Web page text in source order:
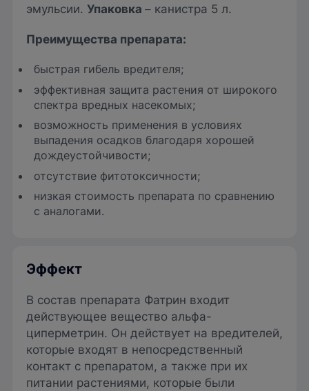
эмульсии. Упаковка – канистра 5 л.
Преимущества препарата:
быстрая гибель вредителя;
эффективная защита растения от широкого
спектра вредных насекомых;
возможность применения в условиях
выпадения осадков благодаря хорошей
дождеустойчивости;
отсутствие фитотоксичности;
низкая стоимость препарата по сравнению
с аналогами.
Эффект
В состав препарата Фатрин входит
действующее вещество альфа-
циперметрин. Он действует на вредителей,
которые входят в непосредственный
контакт с препаратом, а также при их
питании растениями, которые были